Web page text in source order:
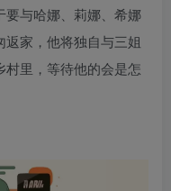
要与哈娜、莉娜、希娜
家，他将独自与三姐
里，等待他的会是怎